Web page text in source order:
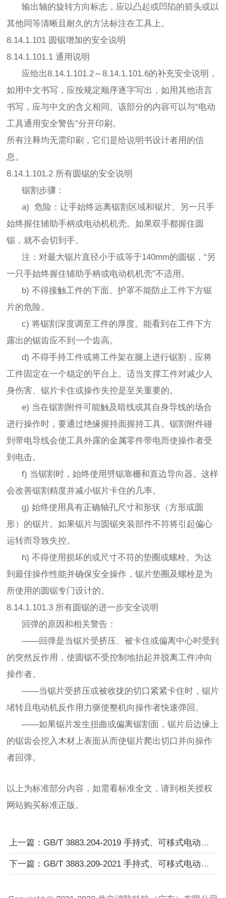
输出轴的旋转方向标志，应以凸起或凹陷的箭头或以
其他同等清晰且耐久的方法标注在工具上。
8.14.1.101 圆锯增加的安全说明
8.14.1.101.1 通用说明
应给出8.14.1.101.2～8.14.1.101.6的补充安全说明，
如用中文书写，应按规定顺序逐字写出，如用其他语言
书写，应与中文的含义相同。该部分的内容可以与“电动
工具通用安全警告”分开印刷。
所有注释均无需印刷，它们是给说明书设计者用的信
息。
8.14.1.101.2 所有圆锯的安全说明
锯割步骤：
a) 危险：让手始终远离锯割区域和锯片。另一只手
始终握住辅助手柄或电动机机壳。如果双手都握住圆
锯，就不会切到手。
注：对最大锯片直径小于或等于140mm的圆锯，“另
一只手始终握住辅助手柄或电动机机壳”不适用。
b) 不得接触工件的下面。护罩不能防止工件下方锯
片的危险。
c) 将锯割深度调至工件的厚度。能看到在工件下方
露出的锯齿应不到一个齿高。
d) 不得手持工件或将工件架在腿上进行锯割，应将
工件固定在一个稳定的平台上。适当支撑工件对减少人
身伤害、锯片卡住或操作失控是至关重要的。
e) 当在锯割附件可能触及暗线或其自身导线的场合
进行操作时，要通过绝缘握持面握持工具。锯割附件碰
到带电导线会使工具外露的金属零件带电而使操作者受
到电击。
f) 当锯割时，始终使用劈锯靠栅和直边导向器。这样
会改善锯割精度并减小锯片卡住的几率。
g) 始终使用具有正确轴孔尺寸和形状（方形或圆
形）的锯片。如果锯片与圆锯夹装部件不符将引起偏心
运转而导致失控。
h) 不得使用损坏的或尺寸不符的垫圈或螺栓。为达
到最佳操作性能并确保安全操作，锯片垫圈及螺栓是为
所使用的圆锯专门设计的。
8.14.1.101.3 所有圆锯的进一步安全说明
回弹的原因和相关警告：
——回弹是当锯片受挤压、被卡住或偏离中心时受到
的突然反作用，使圆锯不受控制地抬起并脱离工件冲向
操作者。
——当锯片受挤压或被收拢的切口紧紧卡住时，锯片
堵转且电动机反作用力驱使整机向操作者快速弹回。
——如果锯片发生扭曲或偏离锯割面，锯片后边缘上
的锯齿会挖入木材上表面从而使锯片爬出切口并向操作
者回弹。
以上为标准部分内容，如需看标准全文，请到相关授权
网站购买标准正版。
上一篇：GB/T 3883.204-2019 手持式、可移式电动工具和园林工具的安全 第204部分：手持式非盘式砂光机和抛光机的专用要求
下一篇：GB/T 3883.209-2021 手持式、可移式电动工具和园林工具的安全 第209部分：手持式攻丝机和套丝机的专用要求